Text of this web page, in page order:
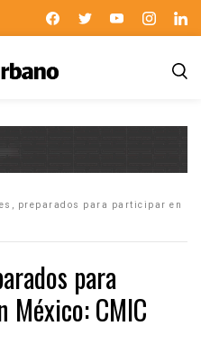
preparados para participar en
para
CMIC